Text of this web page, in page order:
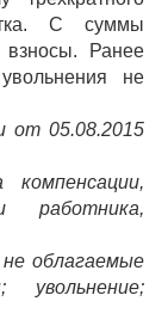
С суммы
взносы. Ранее
не
от 05.08.2015
работника,
облагаемые
увольнение;